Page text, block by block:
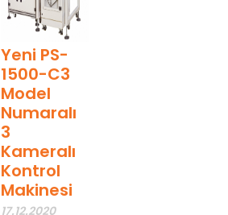
Yeni PS-
1500-C3
Model
Numaralı
3
Kameralı
Kontrol
Makinesi
17.12.2020